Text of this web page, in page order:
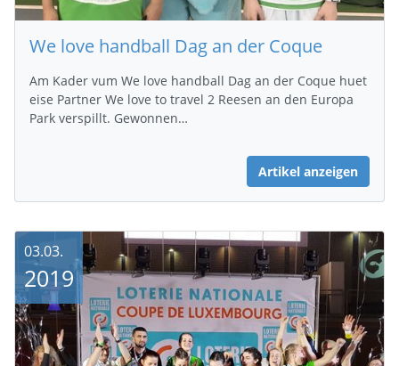
We love handball Dag an der Coque
Am Kader vum We love handball Dag an der Coque huet
eise Partner We love to travel 2 Reesen an den Europa
Park verspillt. Gewonnen…
Artikel anzeigen
03.03.
2019